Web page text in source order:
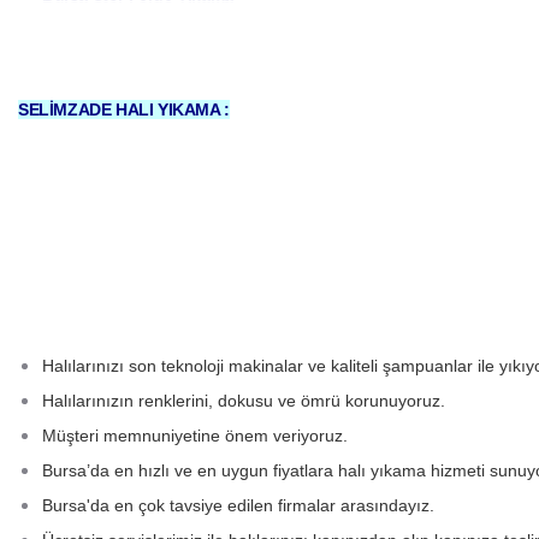
SELİMZADE HALI YIKAMA :
Halılarınızı son teknoloji makinalar ve kaliteli şampuanlar ile
Halılarınızın renklerini, dokusu ve ömrü korunuyoruz.
Müşteri memnuniyetine önem veriyoruz.
Bursa’da en hızlı ve en uygun fiyatlara halı yıkama hizmeti
Bursa'da en çok tavsiye edilen firmalar arasındayız.